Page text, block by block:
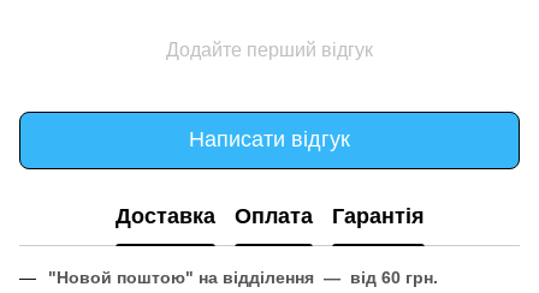
Додайте перший відгук
Написати відгук
Доставка Оплата Гарантія
"Новой поштою" на відділення — від 60 грн.